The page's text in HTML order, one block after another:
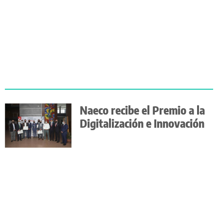
Naeco recibe el Premio a la
Digitalización e Innovación